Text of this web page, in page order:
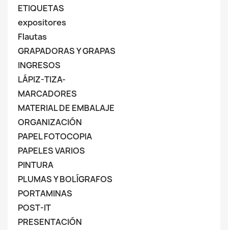
ETIQUETAS
expositores
Flautas
GRAPADORAS Y GRAPAS
INGRESOS
LÁPIZ-TIZA-
MARCADORES
MATERIAL DE EMBALAJE
ORGANIZACIÓN
PAPEL FOTOCOPIA
PAPELES VARIOS
PINTURA
PLUMAS Y BOLÍGRAFOS
PORTAMINAS
POST-IT
PRESENTACIÓN